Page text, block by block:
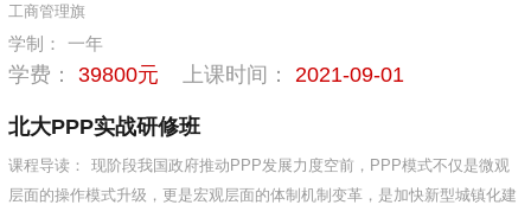
工商管理旗
学制： 一年
学费： 39800元 上课时间： 2021-09-01
北大PPP实战研修班
课程导读：
现阶段我国政府推动PPP发展力度空前，PPP模式不仅是微观
层面的操作模式升级，更是宏观层面的体制机制变革，是加快新型城镇化建